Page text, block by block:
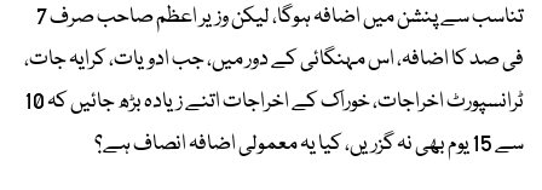
تناسب سے پنشن میں اضافہ ہوگا، لیکن وزیر اعظم صاحب صرف 7
فی صد کا اضافہ، اس مہنگائی کے دور میں، جب ادویات، کرایہ جات،
ٹرانسپورٹ اخراجات، خوراک کے اخراجات اتنے زیادہ بڑھ جائیں کہ 10
سے 15 یوم بھی نہ گزریں، کیا یہ معمولی اضافہ انصاف ہے؟